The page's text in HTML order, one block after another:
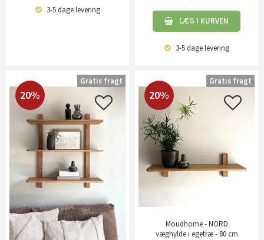
3-5 dagelevering
LÆG I KURVEN
3-5 dagelevering
20%
Gratis fragt
20%
Moudhome - NORD
væghylde i egetræ - 80 cm
Gratis fragt